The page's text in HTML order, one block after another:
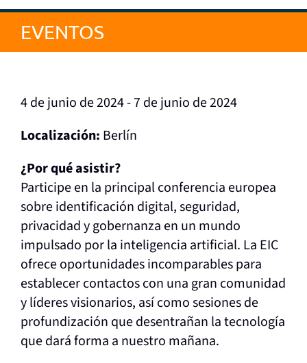
EVENTOS
4 de junio de 2024 - 7 de junio de 2024
Localización: Berlín
¿Por qué asistir?
Participe en la principal conferencia europea
sobre identificación digital, seguridad,
privacidad y gobernanza en un mundo
impulsado por la inteligencia artificial. La EIC
ofrece oportunidades incomparables para
establecer contactos con una gran comunidad
y líderes visionarios, así como sesiones de
profundización que desentrañan la tecnología
que dará forma a nuestro mañana.